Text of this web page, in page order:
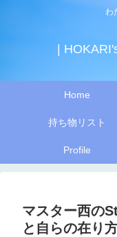
わ
|
Home
持ち物リスト
Profile
マスター西の
と自らの在り